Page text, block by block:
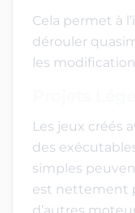
Cela permet à
dérouler
les
Les jeux créés
des
simples
est nettement